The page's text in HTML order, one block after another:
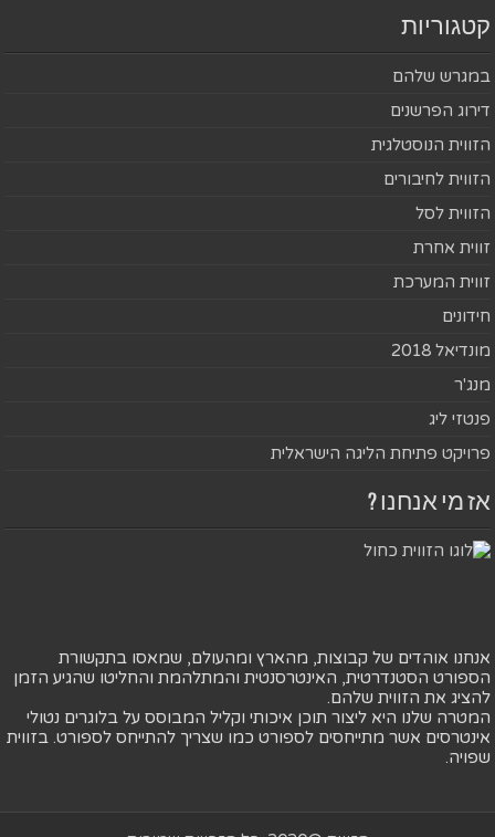
קטגוריות
במגרש שלהם
דירוג הפרשנים
הזווית הנוסטלגית
הזווית לחיבורים
הזווית לסל
זווית אחרת
זווית המערכת
חידונים
מונדיאל 2018
מנג'ר
פנטזי ליג
פרויקט פתיחת הליגה הישראלית
אז מי אנחנו ?
אנחנו אוהדים של קבוצות, מהארץ ומהעולם, שמאסו בתקשורת
הספורט הסטנדרטית, האינטרסנטית והמתלהמת והחליטו שהגיע הזמן
להציג את הזווית שלהם.
המטרה שלנו היא ליצור תוכן איכותי וקליל המבוסס על בלוגרים נטולי
אינטרסים אשר מתייחסים לספורט כמו שצריך להתייחס לספורט. בזווית
שפויה.